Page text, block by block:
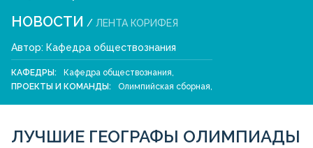
НОВОСТИ / ЛЕНТА КОРИФЕЯ
Автор: Кафедра обществознания
КАФЕДРЫ: Кафедра обществознания,
ПРОЕКТЫ И КОМАНДЫ:
Олимпийская сборная,
ЛУЧШИЕ ГЕОГРАФЫ ОЛИМПИАДЫ